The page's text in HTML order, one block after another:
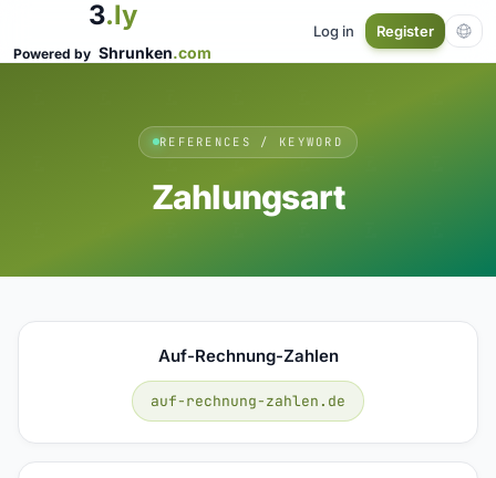
3.ly
Powered by Shrunken.com
Log in Register
REFERENCES / KEYWORD
Zahlungsart
Auf-Rechnung-Zahlen
auf-rechnung-zahlen.de